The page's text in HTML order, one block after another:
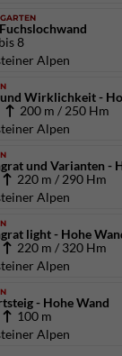
8
Alpen
Wirklichkeit -
200 m / 250 Hm
Alpen
und Varianten -
220 m / 290 Hm
Alpen
light - Hohe
220 m / 320 Hm
Alpen
- Hohe Wand
100 m
Alpen